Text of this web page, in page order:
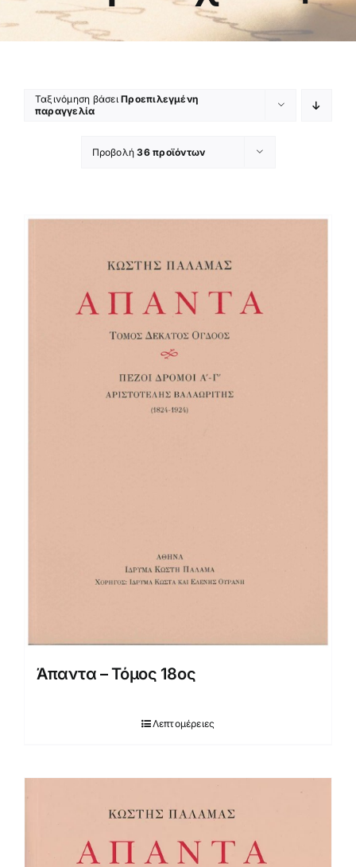
Ταξινόμηση βάσειΠροεπιλεγμένη
παραγγελία
Προβολή36 προϊόντων
Άπαντα – Τόμος 18ος
Λεπτομέρειες